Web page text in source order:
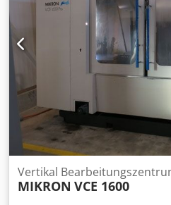
Vertikal
MIKRON VCE 1600